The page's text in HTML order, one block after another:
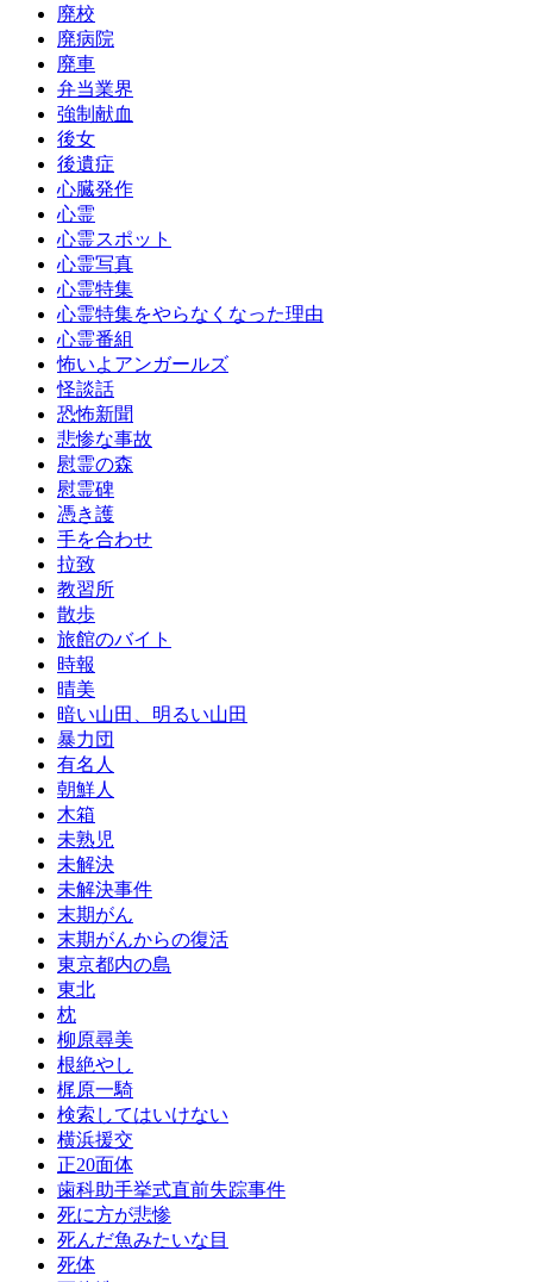
廃校
廃病院
廃車
弁当業界
強制献血
後女
後遺症
心臓発作
心霊
心霊スポット
心霊写真
心霊特集
心霊特集をやらなくなった理由
心霊番組
怖いよアンガールズ
怪談話
恐怖新聞
悲惨な事故
慰霊の森
慰霊碑
憑き護
手を合わせ
拉致
教習所
散歩
旅館のバイト
時報
晴美
暗い山田、明るい山田
暴力団
有名人
朝鮮人
木箱
未熟児
未解決
未解決事件
末期がん
末期がんからの復活
東京都内の島
東北
枕
柳原尋美
根絶やし
梶原一騎
検索してはいけない
横浜援交
正20面体
歯科助手挙式直前失踪事件
死に方が悲惨
死んだ魚みたいな目
死体